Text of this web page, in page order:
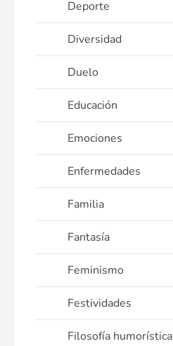
Deporte
Diversidad
Duelo
Educación
Emociones
Enfermedades
Familia
Fantasía
Feminismo
Festividades
Filosofía humorística